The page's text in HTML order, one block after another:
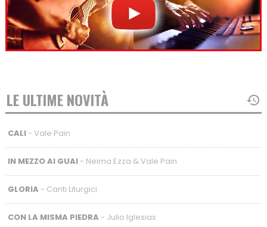
LE ULTIME NOVITÀ
CALI- Vale Pain
IN MEZZO AI GUAI- Neima Ezza & Vale Pain
GLORIA - Canti Liturgici
CON LA MISMA PIEDRA - Julio Iglesias